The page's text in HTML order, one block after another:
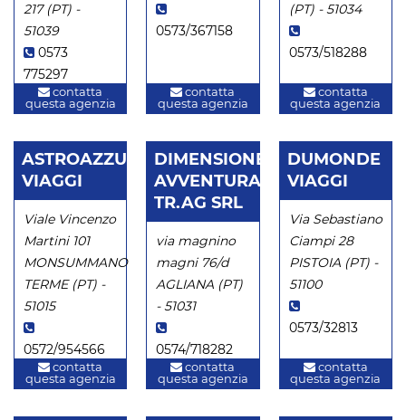
217 (PT) -
51039
0573
775297
contatta
questa agenzia
0573/367158
contatta
questa agenzia
(PT) - 51034
0573/518288
contatta
questa agenzia
ASTROAZZURRO
VIAGGI
Viale Vincenzo
Martini 101
MONSUMMANO
TERME (PT) -
51015
0572/954566
contatta
questa agenzia
DIMENSIONE
AVVENTURA
TR.AG SRL
via magnino
magni 76/d
AGLIANA (PT)
- 51031
0574/718282
contatta
questa agenzia
DUMONDE
VIAGGI
Via Sebastiano
Ciampi 28
PISTOIA (PT) -
51100
0573/32813
contatta
questa agenzia